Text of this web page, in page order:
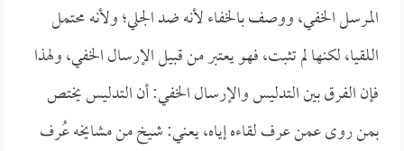
المرسل الخفي، ووصف بالخفاء لأنه ضد الجلي؛ ولأنه محتمل
اللقيا، لكنها لم تثبت، فهو يعتبر من قبيل الإرسال الخفي، ولهذا
فإن الفرق بين التدليس والإرسال الخفي: أن التدليس يختص
بمن روى عمن عرف لقاءه إياه، يعني: شيخ من مشايخه عُرف